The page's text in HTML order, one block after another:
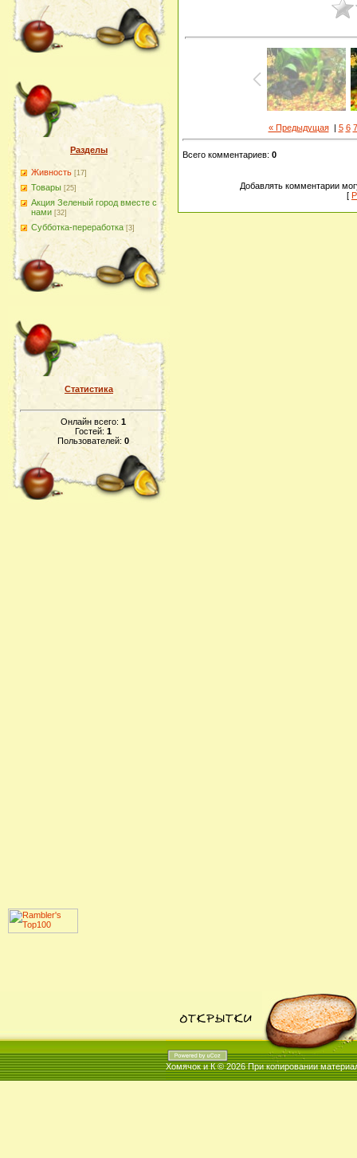
Разделы
Живность [17]
Товары [25]
Акция Зеленый город вместе с
нами [32]
Субботка-переработка [3]
Статистика
Онлайн всего: 1
Гостей: 1
Пользователей: 0
« Предыдущая| 5 6 7
Всего комментариев: 0
Добавлять комментарии
[
Хомячок и К © 2026При копировании